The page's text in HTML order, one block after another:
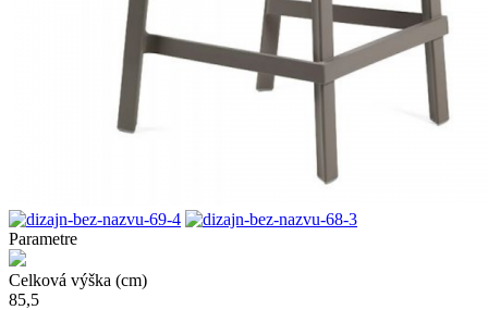
Parametre
Celková výška (cm)
85,5